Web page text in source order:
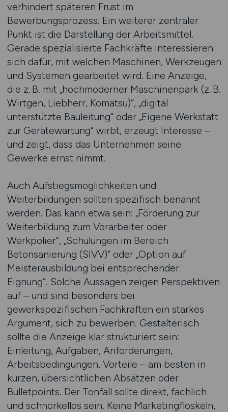
verhindert späteren Frust im
Bewerbungsprozess. Ein weiterer zentraler
Punkt ist die Darstellung der Arbeitsmittel.
Gerade spezialisierte Fachkräfte interessieren
sich dafür, mit welchen Maschinen, Werkzeugen
und Systemen gearbeitet wird. Eine Anzeige,
die z. B. mit „hochmoderner Maschinenpark (z. B.
Wirtgen, Liebherr, Komatsu)“, „digital
unterstützte Bauleitung“ oder „Eigene Werkstatt
zur Gerätewartung“ wirbt, erzeugt Interesse –
und zeigt, dass das Unternehmen seine
Gewerke ernst nimmt.
Auch Aufstiegsmöglichkeiten und
Weiterbildungen sollten spezifisch benannt
werden. Das kann etwa sein: „Förderung zur
Weiterbildung zum Vorarbeiter oder
Werkpolier“, „Schulungen im Bereich
Betonsanierung (SIVV)“ oder „Option auf
Meisterausbildung bei entsprechender
Eignung“. Solche Aussagen zeigen Perspektiven
auf – und sind besonders bei
gewerkspezifischen Fachkräften ein starkes
Argument, sich zu bewerben. Gestalterisch
sollte die Anzeige klar strukturiert sein:
Einleitung, Aufgaben, Anforderungen,
Arbeitsbedingungen, Vorteile – am besten in
kurzen, übersichtlichen Absätzen oder
Bulletpoints. Der Tonfall sollte direkt, fachlich
und schnörkellos sein. Keine Marketingfloskeln,